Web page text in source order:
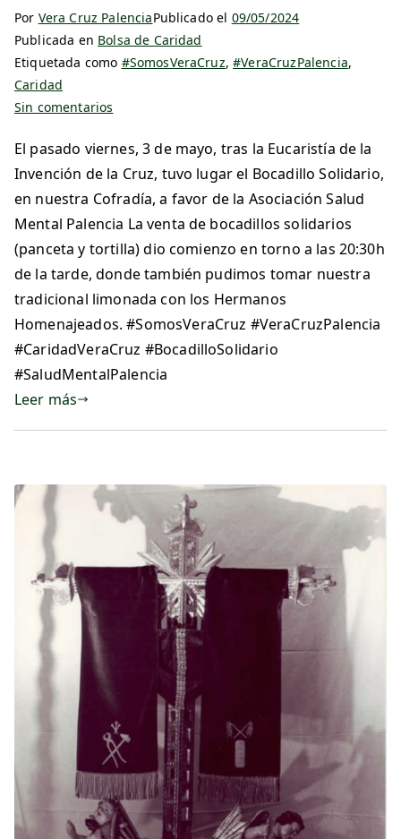
Por Vera Cruz PalenciaPublicado el 09/05/2024
Publicada en Bolsa de Caridad
Etiquetada como #SomosVeraCruz,#VeraCruzPalencia,
Caridad
Sin comentarios
El pasado viernes, 3 de mayo, tras la Eucaristía de la
Invención de la Cruz, tuvo lugar el Bocadillo Solidario,
en nuestra Cofradía, a favor de la Asociación Salud
Mental Palencia La venta de bocadillos solidarios
(panceta y tortilla) dio comienzo en torno a las 20:30h
de la tarde, donde también pudimos tomar nuestra
tradicional limonada con los Hermanos
Homenajeados. #SomosVeraCruz #VeraCruzPalencia
#CaridadVeraCruz #BocadilloSolidario
#SaludMentalPalencia
Leer más